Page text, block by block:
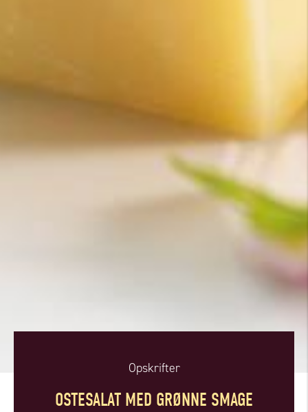
Opskrifter
OSTESALAT MED GRØNNE SMAGE